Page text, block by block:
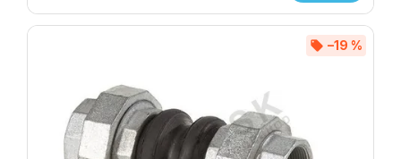
–19 %